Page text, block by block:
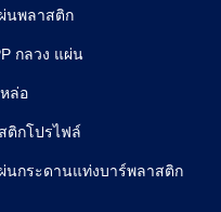
นพลาสติก
กลวง แผ่น
ล่อ
ติกโปรไฟล์
นกระดานแท่งบาร์พลาสติก